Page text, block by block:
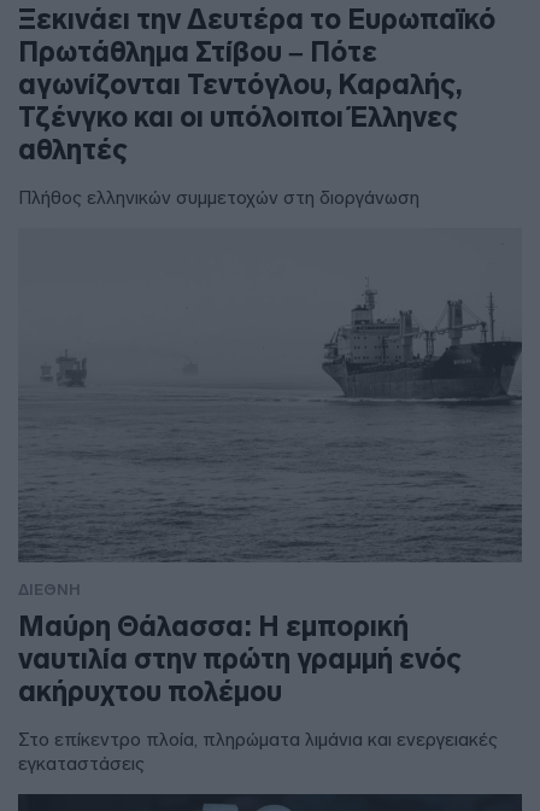
Ξεκινάει την Δευτέρα το Ευρωπαϊκό
Πρωτάθλημα Στίβου – Πότε
αγωνίζονται Τεντόγλου, Καραλής,
Τζένγκο και οι υπόλοιποι Έλληνες
αθλητές
Πλήθος ελληνικών συμμετοχών στη διοργάνωση
ΔΙΕΘΝΗ
Μαύρη Θάλασσα: Η εμπορική
ναυτιλία στην πρώτη γραμμή ενός
ακήρυχτου πολέμου
Στο επίκεντρο πλοία, πληρώματα λιμάνια και ενεργειακές
εγκαταστάσεις